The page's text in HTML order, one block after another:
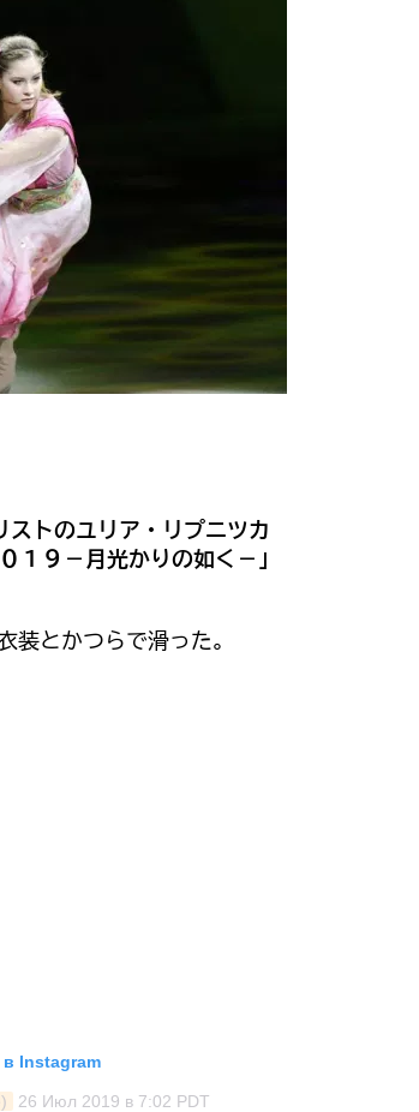
トのユリア・リプニツカ
１９－月光かりの如く－」
装とかつらで滑った。
Instagram
26 Июл 2019 в 7:02 PDT